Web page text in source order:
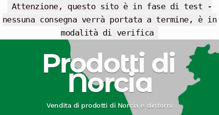
Attenzione, questo sito è in fase di test -
nessuna consegna verrà portata a termine, è in
modalità di verifica
navigazione
contenutoProdotti di
Norcia
Vendita di prodotti di Norcia e dintorni